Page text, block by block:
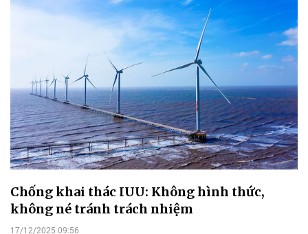
Chống khai thác IUU: Không hình thức,
không né tránh trách nhiệm
17/12/2025 09:56